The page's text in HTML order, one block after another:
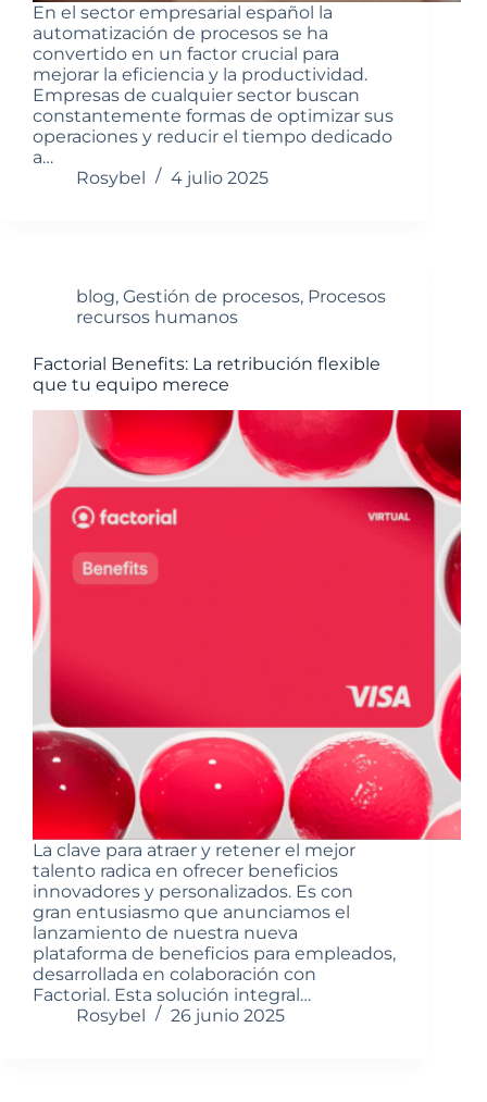
En el sector empresarial español la
automatización de procesos se ha
convertido en un factor crucial para
mejorar la eficiencia y la productividad.
Empresas de cualquier sector buscan
constantemente formas de optimizar sus
operaciones y reducir el tiempo dedicado
a…
Rosybel
4 julio 2025
blog, Gestión de procesos, Procesos
recursos humanos
Factorial Benefits: La retribución flexible
que tu equipo merece
La clave para atraer y retener el mejor
talento radica en ofrecer beneficios
innovadores y personalizados. Es con
gran entusiasmo que anunciamos el
lanzamiento de nuestra nueva
plataforma de beneficios para empleados,
desarrollada en colaboración con
Factorial. Esta solución integral…
Rosybel
26 junio 2025